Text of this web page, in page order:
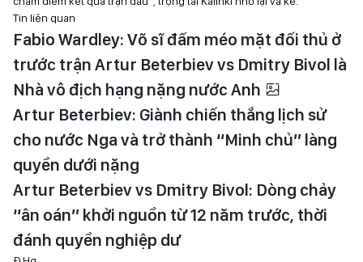
Tin liên quan
Fabio Wardley: Võ sĩ đấm méo mặt đối thủ ở
trước trận Artur Beterbiev vs Dmitry Bivol là
Nhà vô địch hạng nặng nước Anh
Artur Beterbiev: Giành chiến thắng lịch sử
cho nước Nga và trở thành “Minh chủ” làng
quyền dưới nặng
Artur Beterbiev vs Dmitry Bivol: Dòng chảy
“ân oán” khởi nguồn từ 12 năm trước, thời
đánh quyền nghiệp dư